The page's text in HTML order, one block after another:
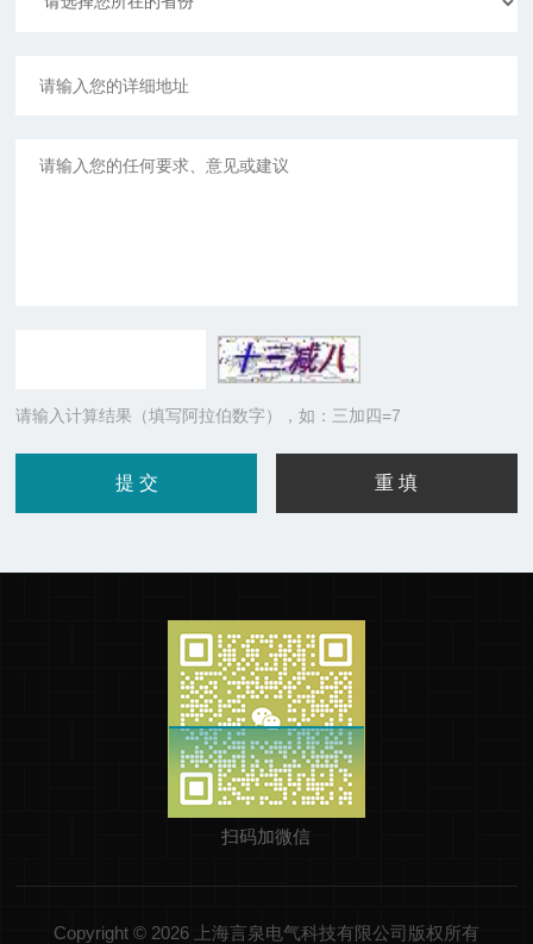
请输入计算结果（填写阿拉伯数字），如：三加四=7
扫码加微信
Copyright © 2026 上海言泉电气科技有限公司版权所有